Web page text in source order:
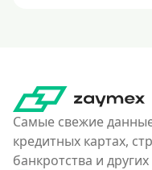
Самые свежие
кредитных картах,
банкротства и